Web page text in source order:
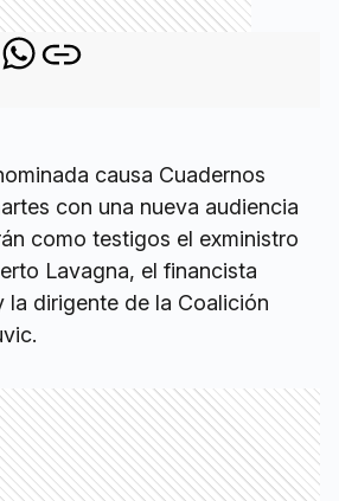
causa Cuadernos
con una nueva audiencia
como testigos el exministro
Lavagna, el financista
la dirigente de la Coalición